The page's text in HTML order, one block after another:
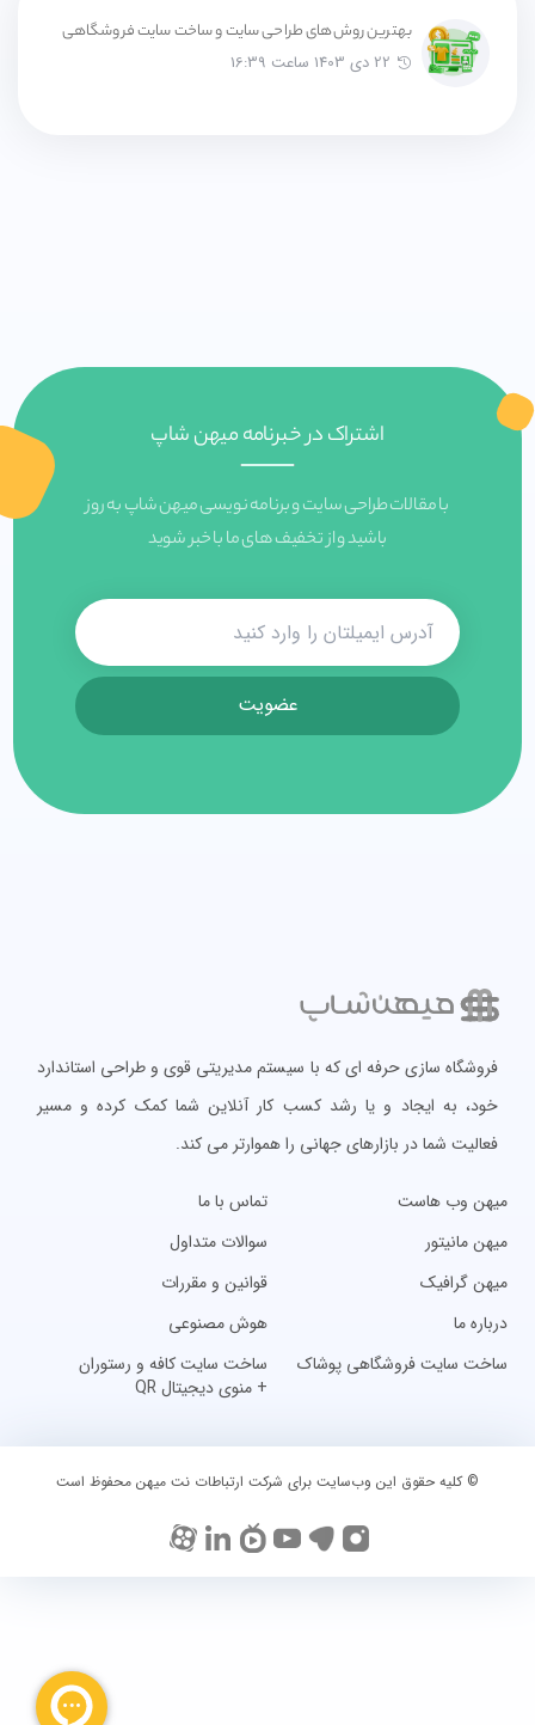
بهترین روش‌های طراحی سایت و ساخت سایت فروشگاهی
22 دی 1403 ساعت 16:39
اشتراک در خبرنامه میهن شاپ
با مقالات طراحی سایت و برنامه نویسی میهن شاپ به روز
باشید و از تخفیف های ما با خبر شوید
عضویت
فروشگاه سازی حرفه ای که با سیستم مدیریتی قوی و طراحی استاندارد
خود، به ایجاد و یا رشد کسب کار آنلاین شما کمک کرده و مسیر
فعالیت شما در بازارهای جهانی را هموارتر می کند.
میهن وب هاست
میهن مانیتور
میهن گرافیک
درباره ما
تماس با ما
سوالات متداول
قوانین و مقررات
هوش مصنوعی
ساخت سایت فروشگاهی پوشاک
ساخت سایت کافه و رستوران
+ منوی دیجیتال QR
© کلیه حقوق این وب‌سایت برای شرکت ارتباطات نت میهن محفوظ است